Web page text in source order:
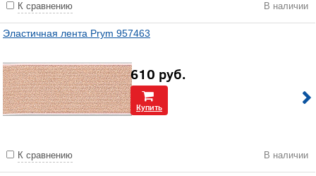
К сравнению В наличии
Эластичная лента Prym 957463
610 руб.
Купить
К сравнению В наличии